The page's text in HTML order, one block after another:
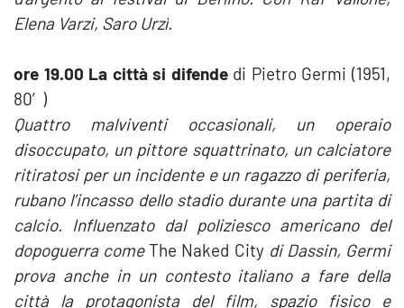
Elena Varzi, Saro Urzì.
ore 19.00 La città si difendedi Pietro Germi (1951,
80′)
Quattro malviventi occasionali, un operaio
disoccupato, un pittore squattrinato, un calciatore
ritiratosi per un incidente e un ragazzo di periferia,
rubano l’incasso dello stadio durante una partita di
calcio. Influenzato dal poliziesco americano del
dopoguerra comeThe Naked City di Dassin, Germi
prova anche in un contesto italiano a fare della
città la protagonista del film, spazio fisico e